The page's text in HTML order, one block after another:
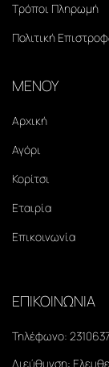
Τρόποι Πληρωμή
Πολιτική
ΜΕΝΟΥ
Αρχική
Αγόρι
Κορίτσι
Εταιρία
Επικοινωνία
ΕΠΙΚΟΙΝΩΝΙΑ
Τηλέφωνο:
Διεύθυνση: